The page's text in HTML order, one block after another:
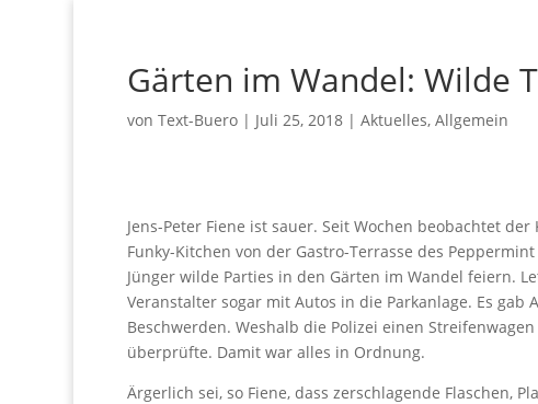
Gärten im Wandel: Wilde
vonText-Buero | Juli 25, 2018 |Aktuelles,Allgemein
Jens-Peter Fiene ist sauer. Seit Wochen beobachtet
Funky-Kitchen von der Gastro-Terrasse des
Jünger wilde Parties in den Gärten im Wandel feiern.
Veranstalter sogar mit Autos in die Parkanlage. Es gab
Beschwerden. Weshalb die Polizei einen
überprüfte. Damit war alles in Ordnung.
Ärgerlich sei, so Fiene, dass zerschlagende Flaschen,